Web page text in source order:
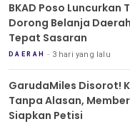
BKAD Poso Luncurkan
Dorong Belanja
Tepat Sasaran
DAERAH 3 hari yang lalu
GarudaMiles Disorot!
Tanpa Alasan,
Siapkan Petisi